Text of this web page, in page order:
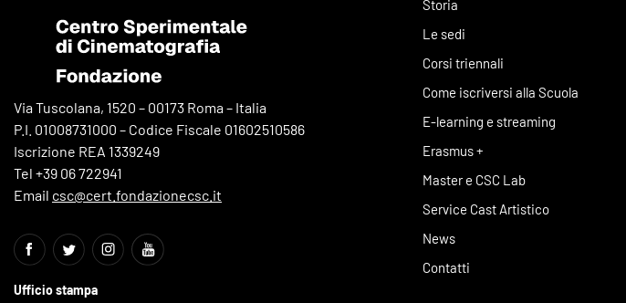
Via Tuscolana, 1520 – 00173 Roma – Italia
P.I. 01008731000 – Codice Fiscale 01602510586
Iscrizione REA 1339249
Tel +39 06 722941
Email csc@cert.fondazionecsc.it
Ufficio stampa
Storia
Le sedi
Corsi triennali
Come iscriversi alla Scuola
E-learning e streaming
Erasmus +
Master e CSC Lab
Service Cast Artistico
News
Contatti